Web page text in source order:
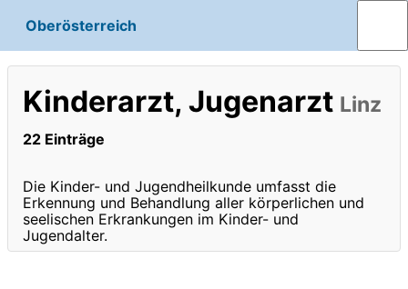
Oberösterreich
Kinderarzt, Jugenarzt Linz
22 Einträge
Die Kinder- und Jugendheilkunde umfasst die
Erkennung und Behandlung aller körperlichen und
seelischen Erkrankungen im Kinder- und
Jugendalter.